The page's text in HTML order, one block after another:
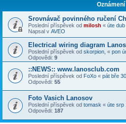
Oznámení
Srovnávač povinného ručení
Poslední příspěvek od milosh « úte
Napsal v AVEO
Electrical wiring diagram Lanos
Poslední příspěvek od skorpion, « pon
Odpovědi: 9
::NEWS:: www.lanosclub.com
Poslední příspěvek od FoXo « pát bře
Odpovědi: 55
Foto Vasich Lanosov
Poslední příspěvek od tomask « úte srp
Odpovědi: 187